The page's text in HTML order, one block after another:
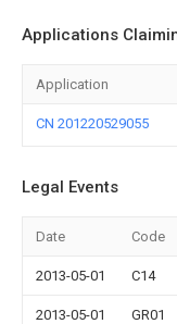
Applications
Application
CN 201220529055
Legal Events
Date Code
2013-05-01 C14
2013-05-01 GR01